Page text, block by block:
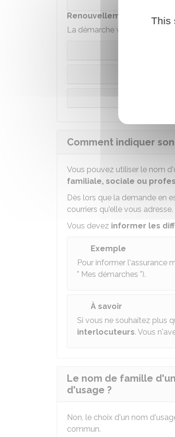
Renouvellement d'un titre
La démarche varie selon que
Comment indiquer
Vous pouvez utiliser le nom
familiale, sociale ou
Dès lors que la demande en
courriers qu'elle vous adresse.
Vous devez informer les
Exemple
Pour informer l'assurance
" Mes démarches ").
À savoir
Si vous ne souhaitez plus
interlocuteurs. Vous
Le nom de famille
d'usage ?
Non, le choix d'un nom
commun.
This